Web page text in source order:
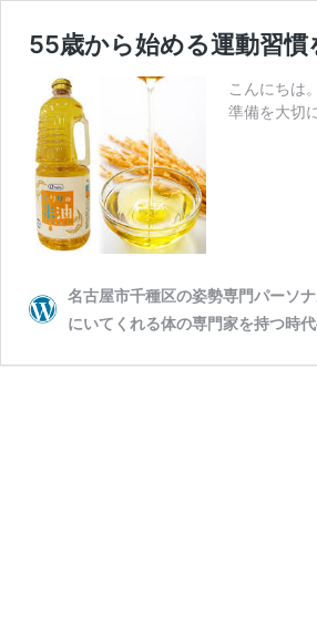
55歳から始める運動習
こんにちは
準備を大切
名古屋市千種区の姿勢専門パーソ
にいてくれる体の専門家を持つ時